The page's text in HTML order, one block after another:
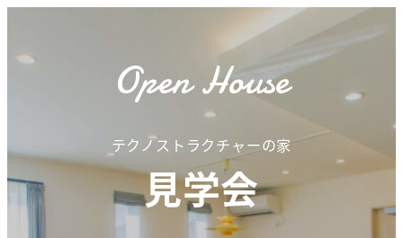
Open House
テクノストラクチャーの家
見学会